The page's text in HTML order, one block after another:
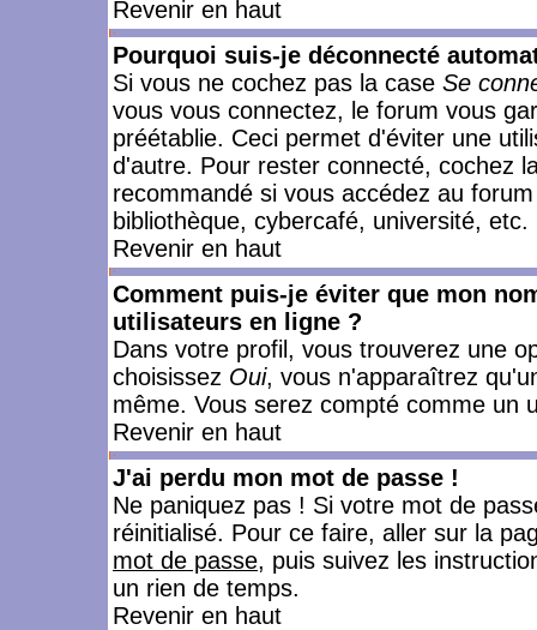
Revenir en haut
Pourquoi suis-je déconnecté
Si vous ne cochez pas la case Se
vous vous connectez, le forum vous
préétablie. Ceci permet d'éviter une
d'autre. Pour rester connecté, cochez
recommandé si vous accédez au
bibliothèque, cybercafé, université, etc.
Revenir en haut
Comment puis-je éviter que mon
utilisateurs en ligne ?
Dans votre profil, vous trouverez une
choisissez Oui, vous n'apparaîtrez
même. Vous serez compté comme un
Revenir en haut
J'ai perdu mon mot de passe !
Ne paniquez pas ! Si votre mot de
réinitialisé. Pour ce faire, aller sur la
mot de passe, puis suivez les
un rien de temps.
Revenir en haut